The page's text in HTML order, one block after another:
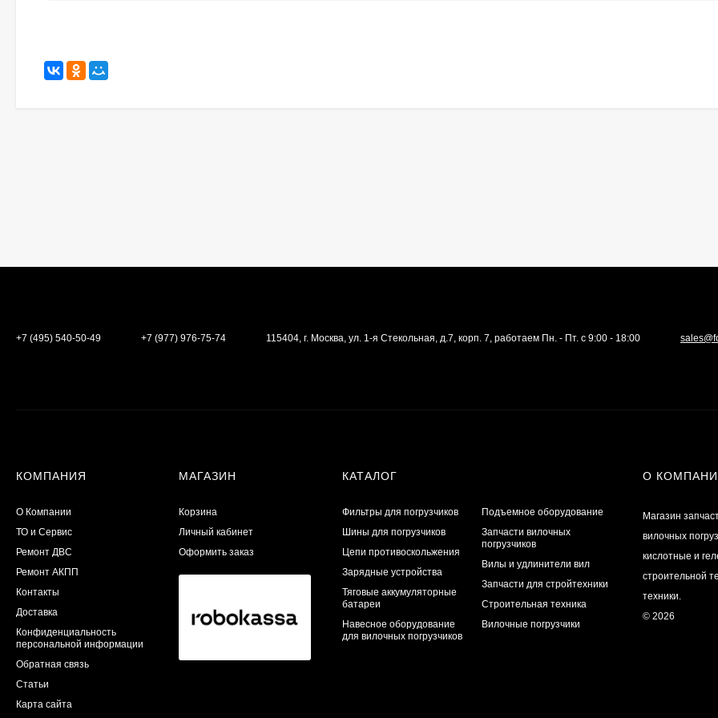
+7 (495) 540-50-49 +7 (977) 976-75-74 115404, г. Москва, ул. 1-я Стекольная, д.7, корп. 7, работаем Пн. - Пт. с 9:00 - 18:00
КОМПАНИЯ
О Компании
ТО и Сервис
​Ремонт ДВС
Ремонт АКПП
Контакты
Доставка
Конфиденциальность
персональной информации
Обратная связь
Статьи
Карта сайта
МАГАЗИН
Корзина
Личный кабинет
Оформить заказ
КАТАЛОГ
Фильтры для погрузчиков
Шины для погрузчиков
Цепи противоскольжения
Зарядные устройства
Тяговые аккумуляторные
батареи
Навесное оборудование
для вилочных погрузчиков
Подъемное оборудование
Запчасти вилочных
погрузчиков
Вилы и удлинители вил
Запчасти для стройтехники
Строительная техника
Вилочные погрузчики
О
Магазин
вилочных
кислотные и
строительной
техники.
© 2026